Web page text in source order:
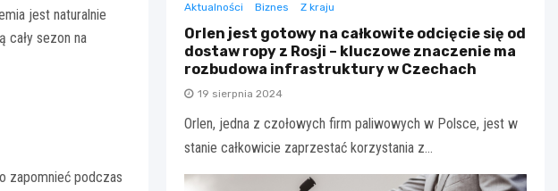
jest naturalnie
cały sezon na
zapomnieć podczas
Aktualności Biznes Z kraju
Orlen jest gotowy na całkowite odcięcie się od
dostaw ropy z Rosji – kluczowe znaczenie ma
rozbudowa infrastruktury w Czechach
19 sierpnia 2024
Orlen, jedna z czołowych firm paliwowych w Polsce, jest w
stanie całkowicie zaprzestać korzystania z…